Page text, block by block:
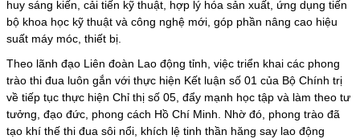
huy sáng kiến, cải tiến kỹ thuật, hợp lý hóa sản xuất, ứng dụng tiến
bộ khoa học kỹ thuật và công nghệ mới, góp phần nâng cao hiệu
suất máy móc, thiết bị.
Theo lãnh đạo Liên đoàn Lao động tỉnh, việc triển khai các phong
trào thi đua luôn gắn với thực hiện Kết luận số 01 của Bộ Chính trị
về tiếp tục thực hiện Chỉ thị số 05, đẩy mạnh học tập và làm theo tư
tưởng, đạo đức, phong cách Hồ Chí Minh. Nhờ đó, phong trào đã
tạo khí thế thi đua sôi nổi, khích lệ tinh thần hăng say lao động